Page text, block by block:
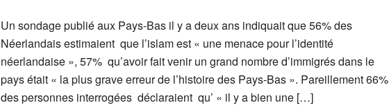
Un sondage publié aux Pays-Bas il y a deux ans indiquait que 56% des
Néerlandais estimaient que l’islam est « une menace pour l’identité
néerlandaise », 57% qu’avoir fait venir un grand nombre d’immigrés dans le
pays était « la plus grave erreur de l’histoire des Pays-Bas ». Pareillement 66%
des personnes interrogées déclaraient qu’ « il y a bien une […]